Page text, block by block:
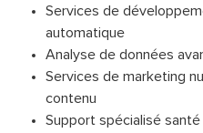
Services de
automatique
Analyse de données
Services de marketing
contenu
Support spécialisé